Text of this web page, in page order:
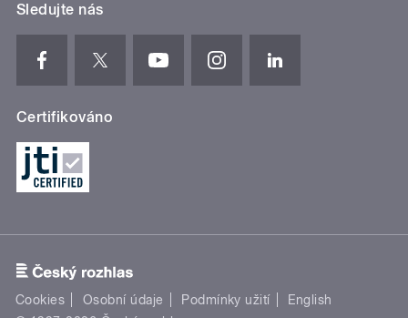
Sledujte nás
Certifikováno
Cookies Osobní údaje Podmínky užití
English